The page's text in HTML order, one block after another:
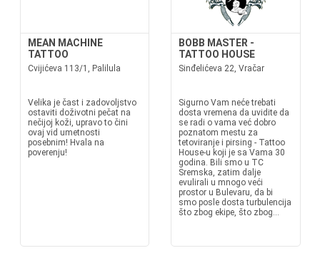
MEAN MACHINE
TATTOO
Cvijićeva 113/1, Palilula
Velika je čast i zadovoljstvo
ostaviti doživotni pečat na
nečijoj koži, upravo to čini
ovaj vid umetnosti
posebnim! Hvala na
poverenju!
BOBB MASTER -
TATTOO HOUSE
Sinđelićeva 22, Vračar
Sigurno Vam neće trebati
dosta vremena da uvidite da
se radi o vama već dobro
poznatom mestu za
tetoviranje i pirsing - Tattoo
House-u koji je sa Vama 30
godina. Bili smo u TC
Sremska, zatim dalje
evulirali u mnogo veći
prostor u Bulevaru, da bi
smo posle dosta turbulencija
što zbog ekipe, što zbog...